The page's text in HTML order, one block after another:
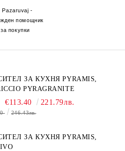
Pazaruvaj -
помощник
за покупки
ЗА КУХНЯ PYRAMIS,
PYRAGRANITE
€113.40 221.79лв.
246.43лв.
ЗА КУХНЯ PYRAMIS,